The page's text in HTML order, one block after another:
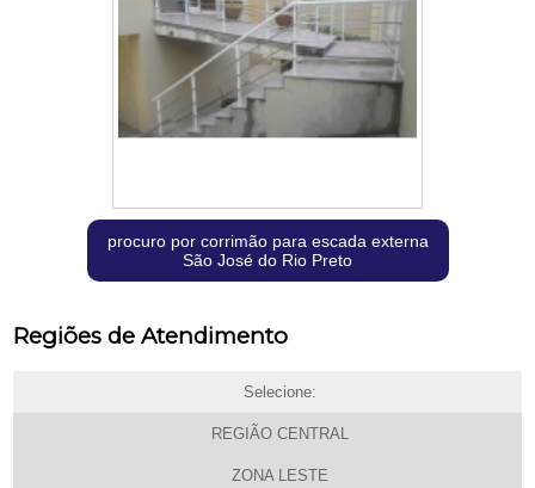
procuro por corrimão para escada externa
São José do Rio Preto
Regiões de Atendimento
Selecione:
REGIÃO CENTRAL
ZONA LESTE